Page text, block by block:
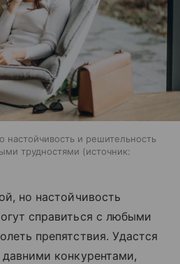
и решительность
трудностями
источник:
но настойчивость
справиться с любыми
препятствия. Удастся
конкурентами,